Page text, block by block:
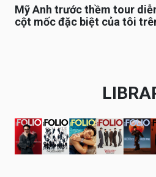
Mỹ Anh trước thềm tour
cột mốc đặc biệt của tôi